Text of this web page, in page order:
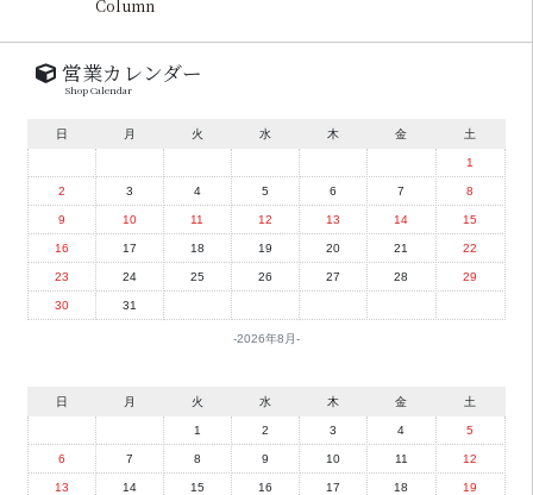
Column
営業カレンダー
Shop Calendar
2026年8月
日 月 火 水 木 金 土
1
2 3 4 5 6 7 8
9 10 11 12 13 14 15
16 17 18 19 20 21 22
23 24 25 26 27 28 29
30 31
日 月 火 水 木 金 土
1 2 3 4 5
6 7 8 9 10 11 12
13 14 15 16 17 18 19